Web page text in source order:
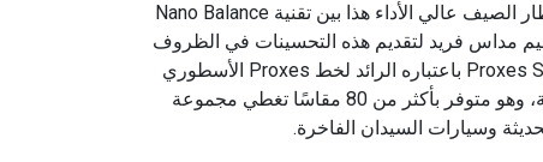
القبضة وتحسين التحكم. يجمع إطار الصيف عالي الأداء هذا بين تقنية Nano Balance
مداس فريد لتقديم هذه التحسينات في الظروف
الرطبة والجافة. يعمل إطار Proxes Sport باعتباره الرائد لخط Proxes الأسطوري
من الإطارات عالية الأداء للشركة، وهو متوفر بأكثر من 80 مقاسًا تغطي مجموعة
وسيارات السيدان الفاخرة.